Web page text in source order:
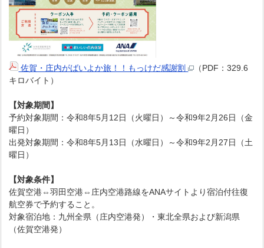
佐賀・庄内がばいよか旅！！もっけだ感謝割
（PDF：329.6
キロバイト）
【対象期間】
予約対象期間：令和8年5月12日（火曜日）～令和9年2月26日（金
曜日）
出発対象期間：令和8年5月13日（水曜日）～令和9年2月27日（土
曜日）
【対象条件】
佐賀空港⇔羽田空港⇔庄内空港路線をANAサイトより宿泊付往復
航空券で予約すること。
対象宿泊地：九州全県（庄内空港発）・東北全県および新潟県
（佐賀空港発）